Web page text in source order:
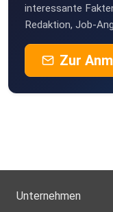
interessante
Redaktion, Job-
Zur
Unternehmen